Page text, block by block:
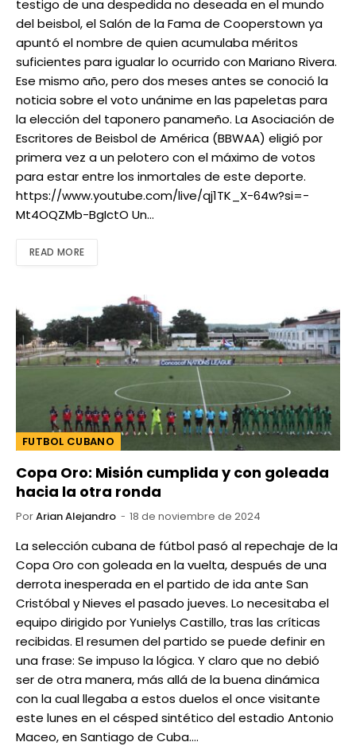
testigo de una despedida no deseada en el mundo
del beisbol, el Salón de la Fama de Cooperstown ya
apuntó el nombre de quien acumulaba méritos
suficientes para igualar lo ocurrido con Mariano Rivera.
Ese mismo año, pero dos meses antes se conoció la
noticia sobre el voto unánime en las papeletas para
la elección del taponero panameño. La Asociación de
Escritores de Beisbol de América (BBWAA) eligió por
primera vez a un pelotero con el máximo de votos
para estar entre los inmortales de este deporte.
https://www.youtube.com/live/qj1TK_X-64w?si=-
Mt4OQZMb-BgIctO Un…
READ MORE
FUTBOL CUBANO
Copa Oro: Misión cumplida y con goleada
hacia la otra ronda
PorArian Alejandro 18 de noviembre de 2024
La selección cubana de fútbol pasó al repechaje de la
Copa Oro con goleada en la vuelta, después de una
derrota inesperada en el partido de ida ante San
Cristóbal y Nieves el pasado jueves. Lo necesitaba el
equipo dirigido por Yunielys Castillo, tras las críticas
recibidas. El resumen del partido se puede definir en
una frase: Se impuso la lógica. Y claro que no debió
ser de otra manera, más allá de la buena dinámica
con la cual llegaba a estos duelos el once visitante
este lunes en el césped sintético del estadio Antonio
Maceo, en Santiago de Cuba.…